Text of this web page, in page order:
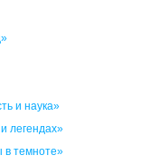
и наука»
легендах»
в темноте»